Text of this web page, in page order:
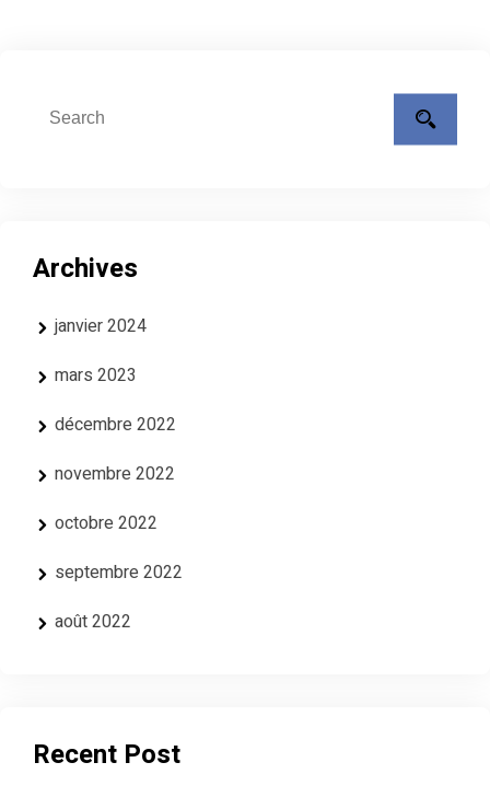
Archives
janvier 2024
mars 2023
décembre 2022
novembre 2022
octobre 2022
septembre 2022
août 2022
Recent Post